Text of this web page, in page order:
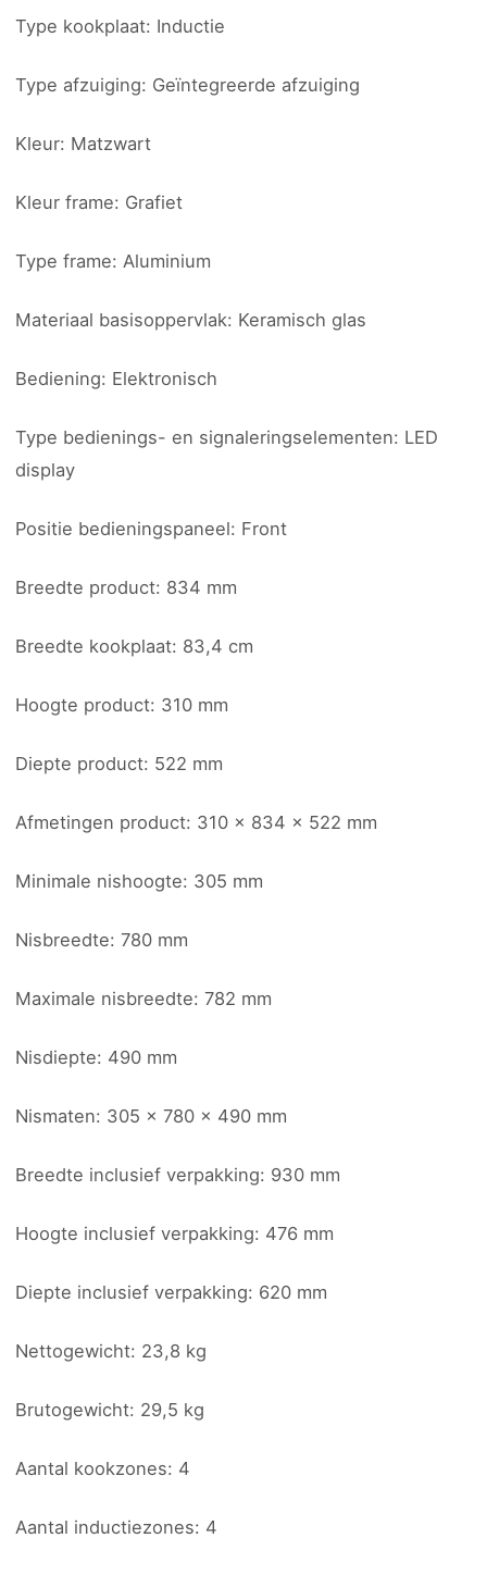
Type kookplaat: Inductie
Type afzuiging: Geïntegreerde afzuiging
Kleur: Matzwart
Kleur frame: Grafiet
Type frame: Aluminium
Materiaal basisoppervlak: Keramisch glas
Bediening: Elektronisch
Type bedienings- en signaleringselementen: LED
display
Positie bedieningspaneel: Front
Breedte product: 834 mm
Breedte kookplaat: 83,4 cm
Hoogte product: 310 mm
Diepte product: 522 mm
Afmetingen product: 310 x 834 x 522 mm
Minimale nishoogte: 305 mm
Nisbreedte: 780 mm
Maximale nisbreedte: 782 mm
Nisdiepte: 490 mm
Nismaten: 305 x 780 x 490 mm
Breedte inclusief verpakking: 930 mm
Hoogte inclusief verpakking: 476 mm
Diepte inclusief verpakking: 620 mm
Nettogewicht: 23,8 kg
Brutogewicht: 29,5 kg
Aantal kookzones: 4
Aantal inductiezones: 4